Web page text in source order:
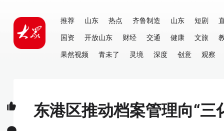
推荐 山东 热点 齐鲁制造 山东 短剧
国资
开放山东 财经 交通 健康 文旅
果然视频
青未了 灵境 深度 创意 观察
东港区推动档案管理向“三